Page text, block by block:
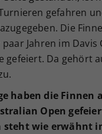
gefahren
Die
Jahren im Davis
gefeiert. Da gehört
haben die Finnen
Open
steht wie erwähnt